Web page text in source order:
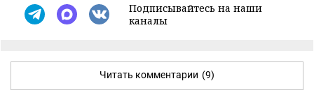
Подписывайтесь на наши
каналы
Читать комментарии (9)